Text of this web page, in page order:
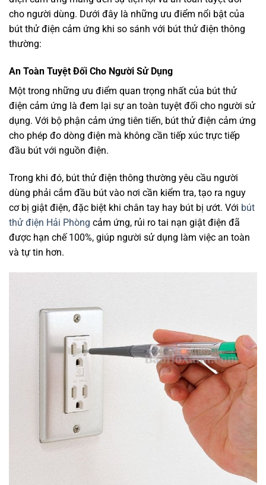
cho người dùng. Dưới đây là những ưu điểm nổi bật của
bút thử điện cảm ứng khi so sánh với bút thử điện thông
thường:
An Toàn Tuyệt Đối Cho Người Sử Dụng
Một trong những ưu điểm quan trọng nhất của bút thử
điện cảm ứng là đem lại sự an toàn tuyệt đối cho người sử
dụng. Với bộ phận cảm ứng tiên tiến, bút thử điện cảm ứng
cho phép đo dòng điện mà không cần tiếp xúc trực tiếp
đầu bút với nguồn điện.
Trong khi đó, bút thử điện thông thường yêu cầu người
dùng phải cắm đầu bút vào nơi cần kiểm tra, tạo ra nguy
cơ bị giật điện, đặc biệt khi chân tay hay bút bị ướt. Với bút
thử điện Hải Phòng cảm ứng, rủi ro tai nạn giật điện đã
được hạn chế 100%, giúp người sử dụng làm việc an toàn
và tự tin hơn.